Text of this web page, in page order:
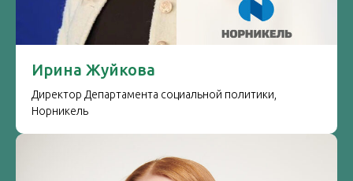
Ирина Жуйкова
Директор Департамента социальной политики,
Норникель